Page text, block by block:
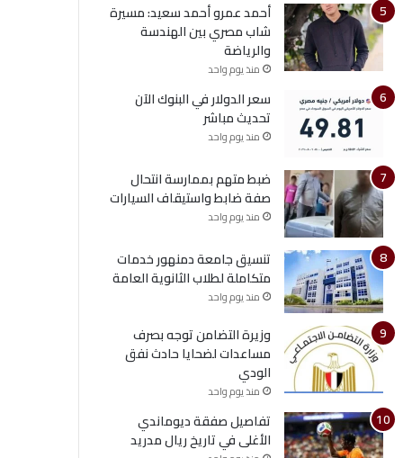
أحمد عمرو أحمد سعيد: مسيرة
شاب مصري بين الهندسة
والرياضة
منذ يوم واحد
سعر الدولار في البنوك الآن
تحديث مباشر
منذ يوم واحد
ضبط متهم بممارسة انتحال
صفة ضابط واستيقاف السيارات
منذ يوم واحد
تنسيق جامعة دمنهور خدمات
متكاملة لطلاب الثانوية العامة
منذ يوم واحد
وزيرة التضامن توجه بصرف
مساعدات لضحايا حادث نفق
الودي
منذ يوم واحد
تفاصيل صفقة ديوماندي
الأغلى في تاريخ ريال مدريد